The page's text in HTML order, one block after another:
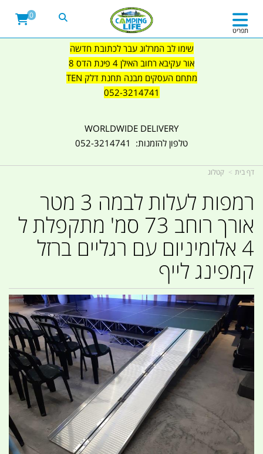
שימו לב המרלוג עבר לכתובת חדשה
אור עקיבא רחוב האילן 4 פינת הדס 8
מתחם העסקים מבנה תחנת דלק TEN
052-3214741
WORLDWIDE DELIVERY
טלפון להזמנות: 052-3214741
תפריט
0
דף בית קטלוג
רמפות לעלות לבמה 3 מטר
אורך רוחב 73 סמ' מתקפלת ל
4 אלומיניום עם רגליים ברזל
קמפינג לייף